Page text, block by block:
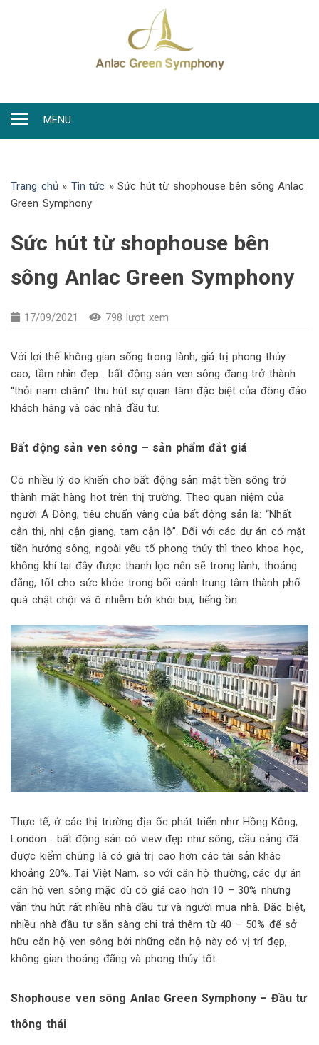
MENU
Trang chủ» Tin tức » Sức hút từ shophouse bên sông Anlac
Green Symphony
Sức hút từ shophouse bên
sông Anlac Green Symphony
17/09/2021 798 lượt xem
Với lợi thế không gian sống trong lành, giá trị phong thủy
cao, tầm nhìn đẹp… bất động sản ven sông đang trở thành
“thỏi nam châm” thu hút sự quan tâm đặc biệt của đông đảo
khách hàng và các nhà đầu tư.
Bất động sản ven sông – sản phẩm đắt giá
Có nhiều lý do khiến cho bất động sản mặt tiền sông trở
thành mặt hàng hot trên thị trường. Theo quan niệm của
người Á Đông, tiêu chuẩn vàng của bất động sản là: “Nhất
cận thị, nhị cận giang, tam cận lộ”. Đối với các dự án có mặt
tiền hướng sông, ngoài yếu tố phong thủy thì theo khoa học,
không khí tại đây được thanh lọc nên sẽ trong lành, thoáng
đãng, tốt cho sức khỏe trong bối cảnh trung tâm thành phố
quá chật chội và ô nhiễm bởi khói bụi, tiếng ồn.
Thực tế, ở các thị trường địa ốc phát triển như Hồng Kông,
London… bất động sản có view đẹp như sông, cầu cảng đã
được kiểm chứng là có giá trị cao hơn các tài sản khác
khoảng 20%. Tại Việt Nam, so với căn hộ thường, các dự án
căn hộ ven sông mặc dù có giá cao hơn 10 – 30% nhưng
vẫn thu hút rất nhiều nhà đầu tư và người mua nhà. Đặc biệt,
nhiều nhà đầu tư sẵn sàng chi trả thêm từ 40 – 50% để sở
hữu căn hộ ven sông bởi những căn hộ này có vị trí đẹp,
không gian thoáng đãng và phong thủy tốt.
Shophouse ven sông Anlac Green Symphony – Đầu tư
thông thái